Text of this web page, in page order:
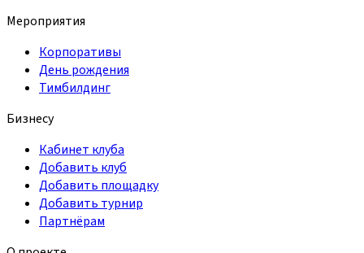
Мероприятия
Корпоративы
День рождения
Тимбилдинг
Бизнесу
Кабинет клуба
Добавить клуб
Добавить площадку
Добавить турнир
Партнёрам